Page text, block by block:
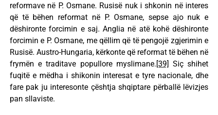
reformave në P. Osmane. Rusisë nuk i shkonin në interes
që të bëhen reformat në P. Osmane, sepse ajo nuk e
dëshironte forcimin e saj. Anglia në atë kohë dëshironte
forcimin e P. Osmane, me qëllim që të pengojë zgjerimin e
Rusisë. Austro-Hungaria, kërkonte që reformat të bëhen në
frymën e traditave popullore myslimane.[39] Siç shihet
fuqitë e mëdha i shikonin interesat e tyre nacionale, dhe
fare pak ju interesonte çështja shqiptare përballë lëvizjes
pan sllaviste.